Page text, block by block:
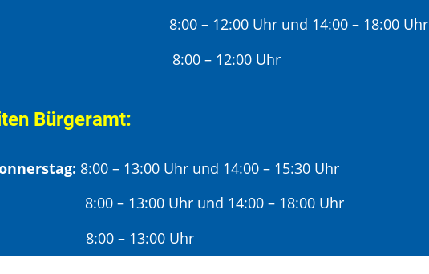
8:00 – 12:00 Uhr und 14:00 – 18:00 Uhr
8:00 – 12:00 Uhr
Bürgeramt:
8:00 – 13:00 Uhr und 14:00 – 15:30 Uhr
– 13:00 Uhr und 14:00 – 18:00 Uhr
– 13:00 Uhr